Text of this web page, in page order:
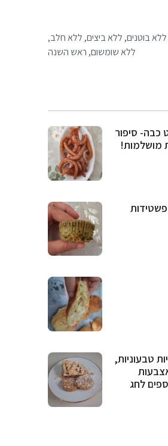
ללא בוטנים, ללא ביצים, ללא חלב,
ללא שומשום, ראש השנה
כבה- סיפור
מושלמות!
פשטידות
טבעוניות,
נוספים לחג